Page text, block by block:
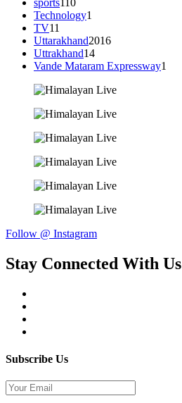
sports110
Technology1
TV11
Uttarakhand2016
Uttrakhand14
Vande Mataram Expressway1
Follow @ Instagram
Stay Connected With Us
Subscribe Us